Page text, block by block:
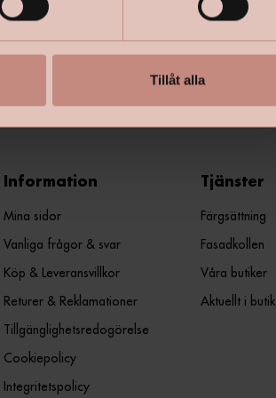
Tillåt alla
Specifikationer
Information
Mina sidor
Vanliga frågor & svar
Köp & Leveransvillkor
Returer & Reklamationer
Tillgänglighetsredogörelse
Cookiepolicy
Integritetspolicy
Tjänster
Färgsättning
Fasadkollen
Våra butiker
Aktuellt i butik